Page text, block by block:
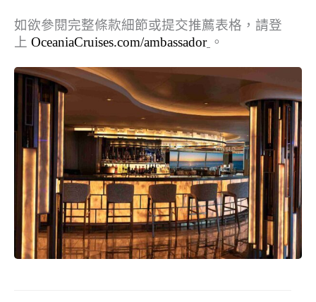
如欲參閱完整條款細節或提交推薦表格，請登
上 OceaniaCruises.com/ambassador 。